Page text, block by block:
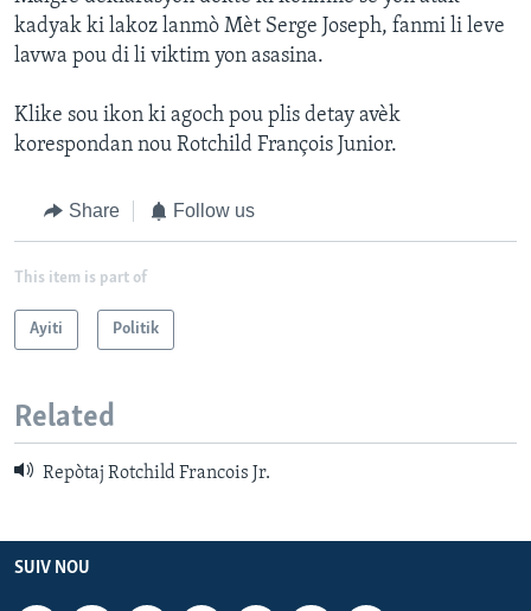
kadyak ki lakoz lanmò Mèt Serge Joseph, fanmi li leve
lavwa pou di li viktim yon asasina.
Klike sou ikon ki agoch pou plis detay avèk
korespondan nou Rotchild François Junior.
Share Follow us
This item is part of
Ayiti Politik
Related
Repòtaj Rotchild Francois Jr.
SUIV NOU